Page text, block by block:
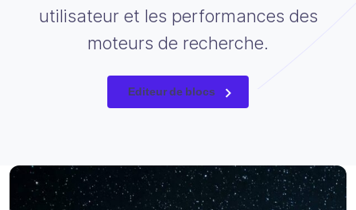
utilisateur et les performances des
moteurs de recherche.
Editeur de blocs